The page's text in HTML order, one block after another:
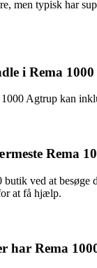
men typisk har
i Rema
Agtrup kan
Rema
ved at
at få hjælp.
Rema